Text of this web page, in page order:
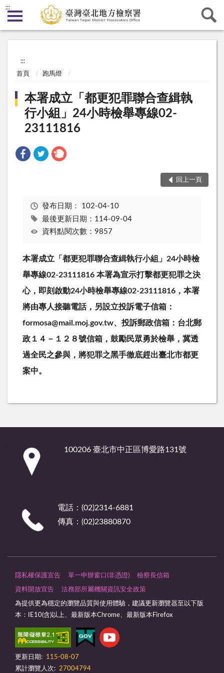
:::
:::
首頁 跑馬燈
本署成立「都更犯罪聯合查緝執
行小組」24小時檢舉專線02-
23111816
回上一頁
發布日期： 102-04-10
最後更新日期：114-09-04
資料點閱次數：9857
本署成立「都更犯罪聯合查緝執行小組」24小時檢
舉專線02-23111816 本署為宣示打擊都更犯罪之決
心，即刻啟動24小時檢舉專線02-23111816，本署
將由專人接聽電話，另設立投訴電子信箱：
formosa@mail.moj.gov.tw、投訴郵政信箱：台北郵
政１４－１２８號信箱，鼓勵民眾勇於檢舉，冀透
過全民之參與，將犯罪之黑手徹底趕出臺北市都更
案中。
100206 臺北市中正區博愛路131號
電話：(02)2314-6881
傳真：(02)23880870
隱私權保護宣告 單一申辦窗口(非憑證) 檢察長信箱
資料開放宣告 法務部所屬機關資訊安全政策
為提供更為穩定的瀏覽品質與使用體驗，建議更新瀏覽器至以下版
本：IE10(含)以上、最新版本Chrome、最新版本Firefox
更新日期:
115-08-07
累計瀏覽人次: 27004794